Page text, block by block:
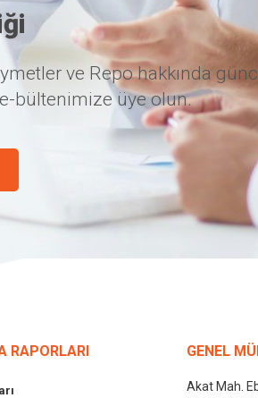
ve Repo hakkında
bültenimize üye olun.
RAPORLARI GENEL
Akat Mah.